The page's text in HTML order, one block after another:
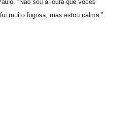
“Não sou a loura que vocês
muito fogosa, mas estou calma.”